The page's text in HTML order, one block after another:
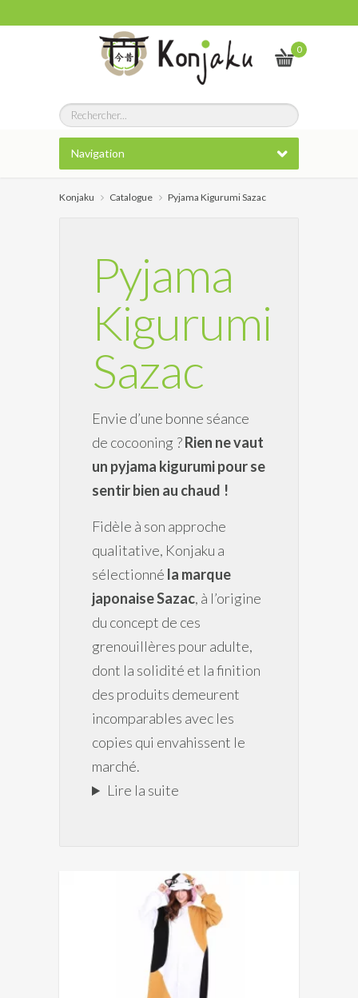
0
Navigation
Konjaku Catalogue Pyjama Kigurumi Sazac
Pyjama
Kigurumi
Sazac
Envie d’une bonne séance
de cocooning ?Rien ne vaut
un pyjama kigurumi pour se
sentir bien au chaud !
Fidèle à son approche
qualitative, Konjaku a
sélectionné la marque
japonaise Sazac, à l’origine
du concept de ces
grenouillères pour adulte,
dont la solidité et la finition
des produits demeurent
incomparables avec les
copies qui envahissent le
marché.
Lire la suite